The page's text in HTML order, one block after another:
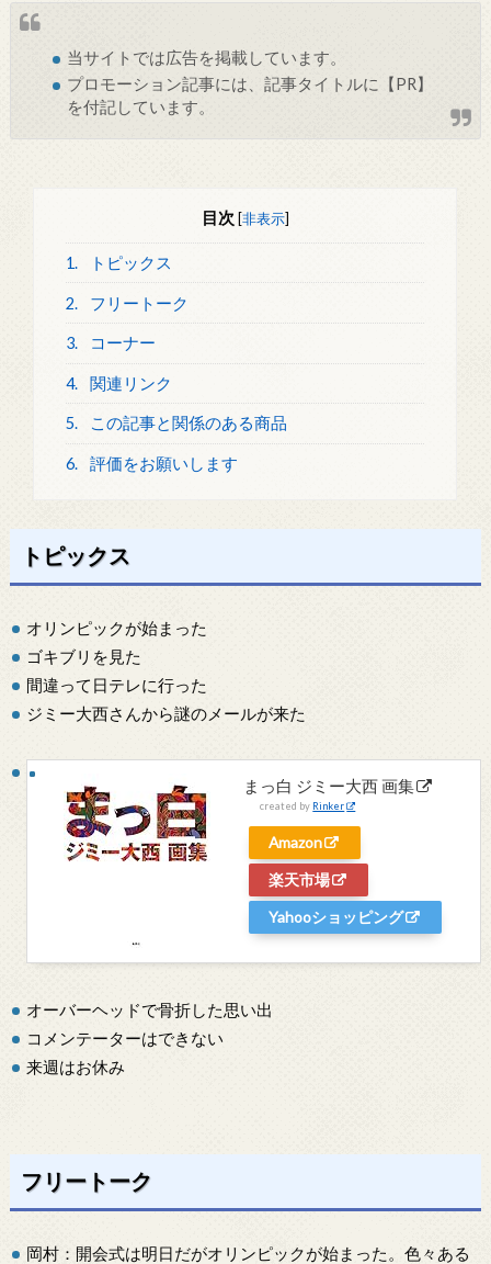
当サイトでは広告を掲載しています。
プロモーション記事には、記事タイトルに【PR】
を付記しています。
目次 [非表示]
1. トピックス
2. フリートーク
3. コーナー
4. 関連リンク
5. この記事と関係のある商品
6. 評価をお願いします
トピックス
オリンピックが始まった
ゴキブリを見た
間違って日テレに行った
ジミー大西さんから謎のメールが来た
まっ白 ジミー大西 画集
created by Rinker
Amazon
楽天市場
Yahooショッピング
オーバーヘッドで骨折した思い出
コメンテーターはできない
来週はお休み
フリートーク
岡村：開会式は明日だがオリンピックが始まった。色々ある